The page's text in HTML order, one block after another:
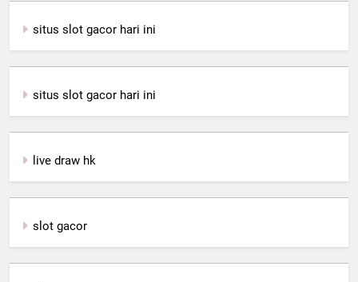
situs slot gacor hari ini
situs slot gacor hari ini
live draw hk
slot gacor